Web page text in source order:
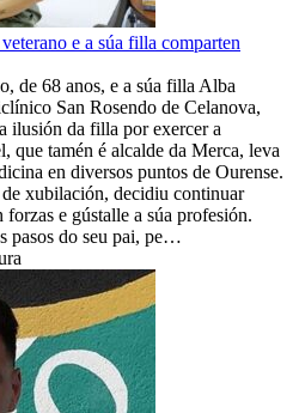
e a súa filla comparten
de 68 anos, e a súa filla Alba
San Rosendo de Celanova,
ilusión da filla por exercer a
que tamén é alcalde da Merca, leva
en diversos puntos de Ourense.
xubilación, decidiu continuar
e gústalle a súa profesión.
pasos do seu pai, pe…